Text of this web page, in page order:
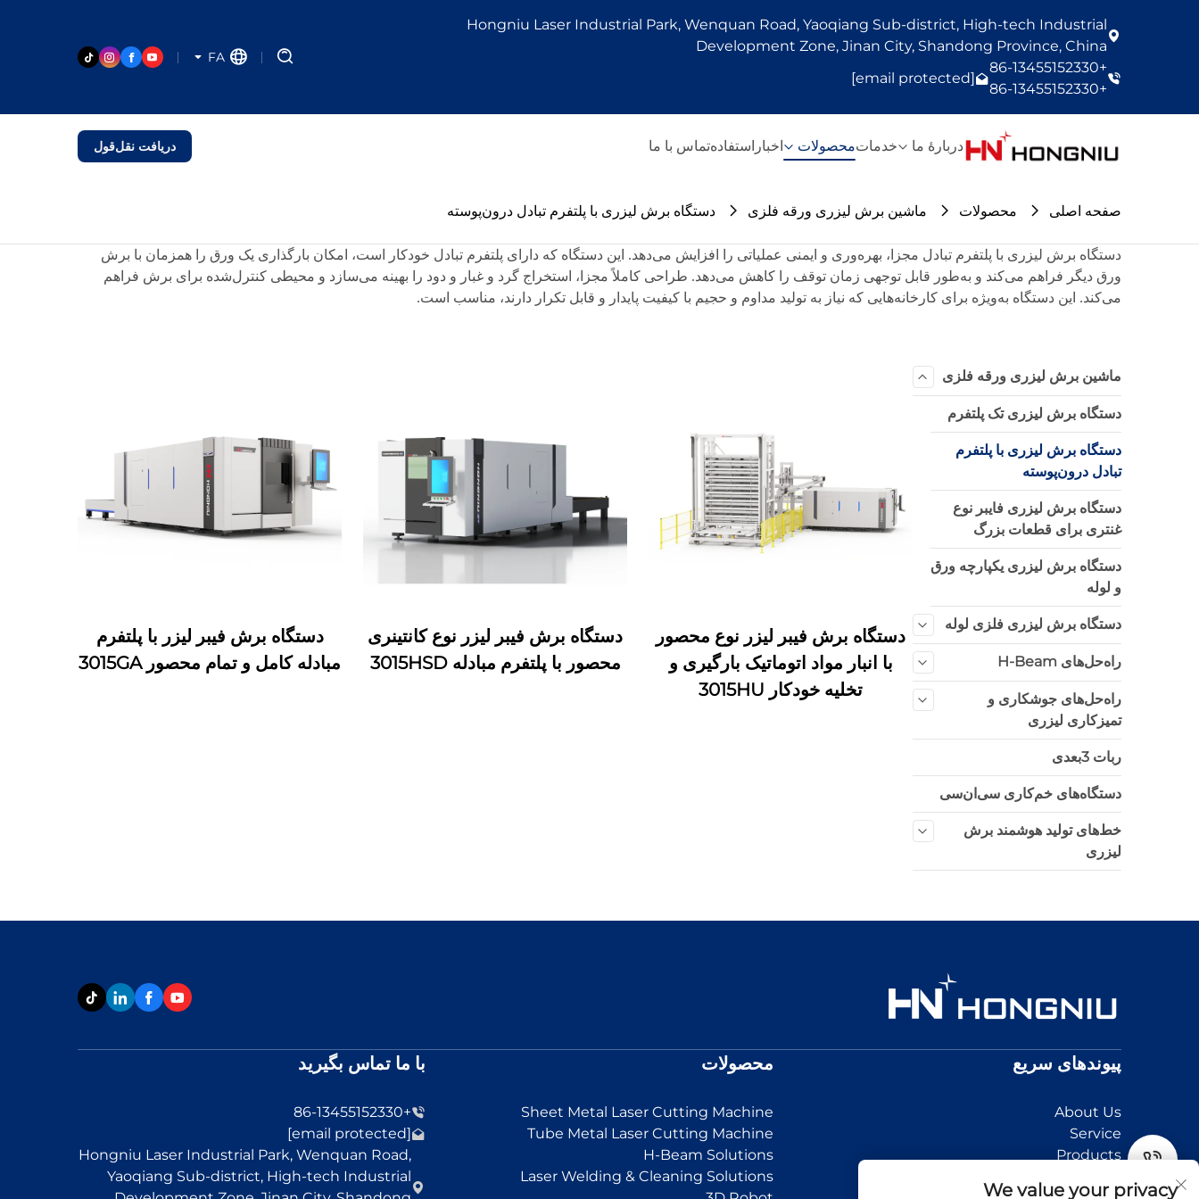
Hongniu Laser Industrial Park, Wenquan Road, Yaoqiang Sub-district, High-tech Industrial
Development Zone, Jinan City, Shandong Province, China
+86-13455152330
+86-13455152330
[email protected]
FA
دربارهٔ ما خدماتمحصولات اخبار استفادهتماس با ما دریافت نقل‌قول
صفحه اصلی محصولات ماشین برش لیزری ورقه فلزی دستگاه برش لیزری با پلتفرم تبادل درون‌پوسته
دستگاه برش لیزری با پلتفرم تبادل مجزا، بهره‌وری و ایمنی عملیاتی را افزایش می‌دهد. این دستگاه که دارای پلتفرم تبادل خودکار است، امکان بارگذاری یک ورق را همزمان با برش
ورق دیگر فراهم می‌کند و به‌طور قابل توجهی زمان توقف را کاهش می‌دهد. طراحی کاملاً مجزا، استخراج گرد و غبار و دود را بهینه می‌سازد و محیطی کنترل‌شده برای برش فراهم
می‌کند. این دستگاه به‌ویژه برای کارخانه‌هایی که نیاز به تولید مداوم و حجیم با کیفیت پایدار و قابل تکرار دارند، مناسب است.
ماشین برش لیزری ورقه فلزی
دستگاه برش لیزری تک پلتفرم
دستگاه برش لیزری با پلتفرم
تبادل درون‌پوسته
دستگاه برش لیزری فایبر نوع
غنتری برای قطعات بزرگ
دستگاه برش لیزری یکپارچه ورق
و لوله
دستگاه برش لیزری فلزی لوله
راه‌حل‌های H-Beam
راه‌حل‌های جوشکاری و
تمیزکاری لیزری
ربات 3بعدی
دستگاه‌های خم‌کاری سی‌ان‌سی
خط‌های تولید هوشمند برش
لیزری
دستگاه برش فیبر لیزر نوع محصور
با انبار مواد اتوماتیک بارگیری و
تخلیه خودکار 3015HU
دستگاه برش فیبر لیزر نوع کانتینری
محصور با پلتفرم مبادله 3015HSD
دستگاه برش فیبر لیزر با پلتفرم
مبادله کامل و تمام محصور 3015GA
پیوندهای سریع
About Us
Service
Products
محصولات
Sheet Metal Laser Cutting Machine
Tube Metal Laser Cutting Machine
H-Beam Solutions
Laser Welding & Cleaning Solutions
با ما تماس بگیرید
+86-13455152330
[email protected]
Hongniu Laser Industrial Park, Wenquan Road,
Yaoqiang Sub-district, High-tech Industrial
We value your privacy